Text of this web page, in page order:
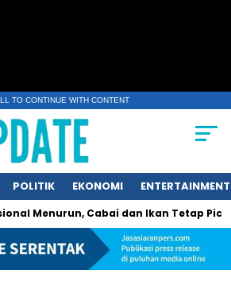
TO CONTINUE WITH CONTENT
POLITIK EKONOMI ENTERTAINMENT
Cabai dan Ikan Tetap Picu